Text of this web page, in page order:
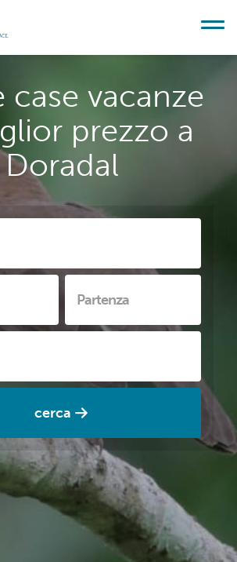
case vacanze
prezzo a
Doradal
cerca